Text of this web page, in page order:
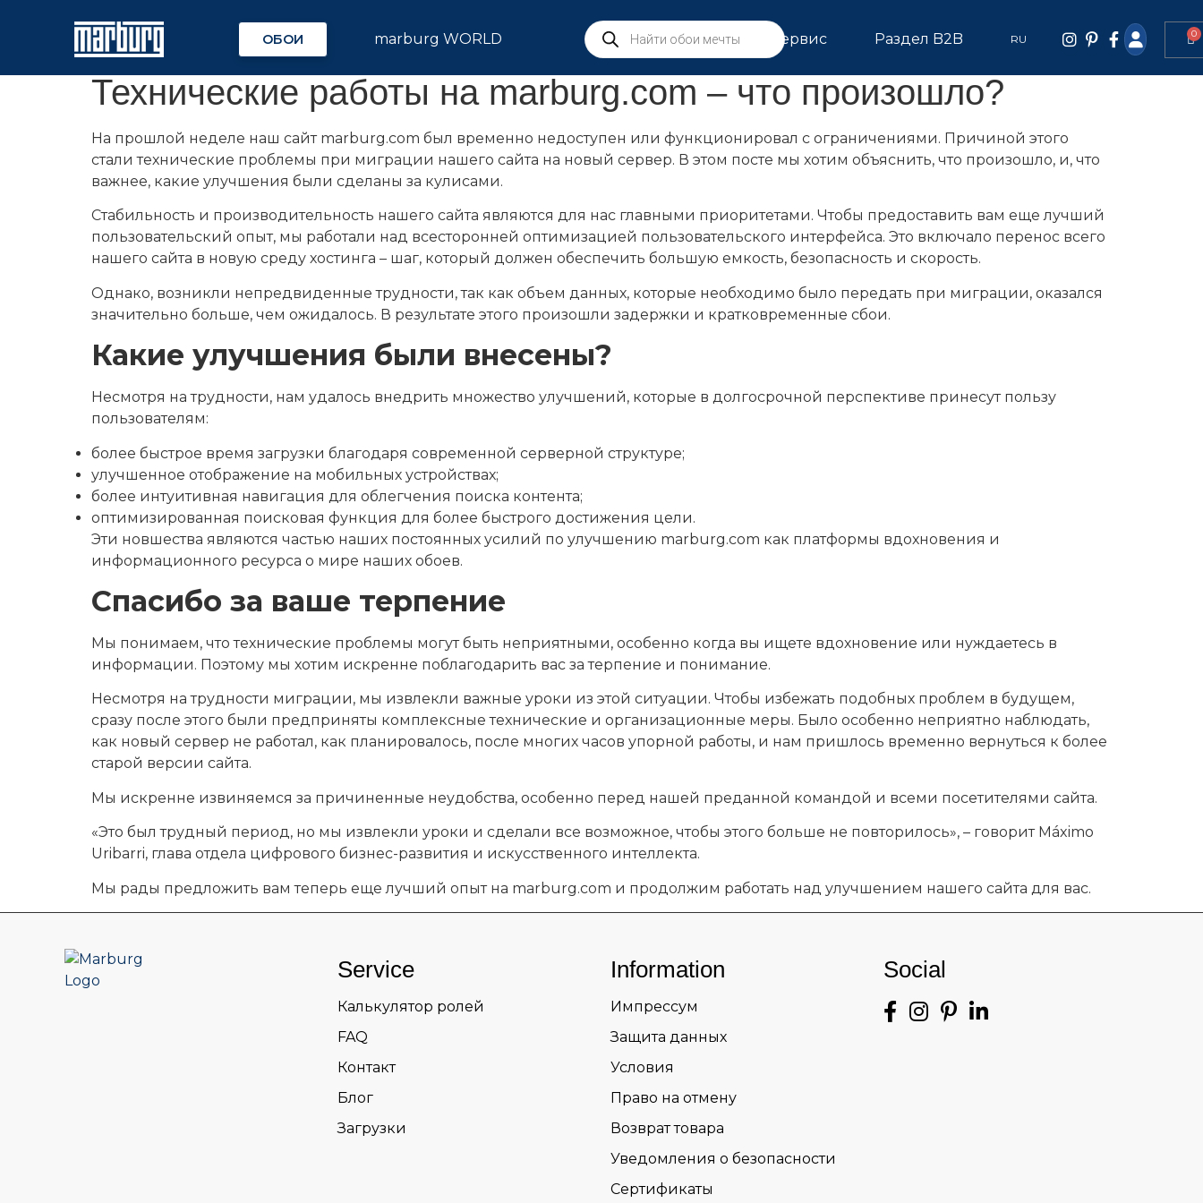
ОБОИ marburg WORLD Сервис Раздел B2B RU 0
Технические работы на marburg.com – что произошло?
На прошлой неделе наш сайт marburg.com был временно недоступен или функционировал с ограничениями. Причиной этого
стали технические проблемы при миграции нашего сайта на новый сервер. В этом посте мы хотим объяснить, что произошло, и, что
важнее, какие улучшения были сделаны за кулисами.
Стабильность и производительность нашего сайта являются для нас главными приоритетами. Чтобы предоставить вам еще лучший
пользовательский опыт, мы работали над всесторонней оптимизацией пользовательского интерфейса. Это включало перенос всего
нашего сайта в новую среду хостинга – шаг, который должен обеспечить большую емкость, безопасность и скорость.
Однако, возникли непредвиденные трудности, так как объем данных, которые необходимо было передать при миграции, оказался
значительно больше, чем ожидалось. В результате этого произошли задержки и кратковременные сбои.
Какие улучшения были внесены?
Несмотря на трудности, нам удалось внедрить множество улучшений, которые в долгосрочной перспективе принесут пользу
пользователям:
более быстрое время загрузки благодаря современной серверной структуре;
улучшенное отображение на мобильных устройствах;
более интуитивная навигация для облегчения поиска контента;
оптимизированная поисковая функция для более быстрого достижения цели.
Эти новшества являются частью наших постоянных усилий по улучшению marburg.com как платформы вдохновения и
информационного ресурса о мире наших обоев.
Спасибо за ваше терпение
Мы понимаем, что технические проблемы могут быть неприятными, особенно когда вы ищете вдохновение или нуждаетесь в
информации. Поэтому мы хотим искренне поблагодарить вас за терпение и понимание.
Несмотря на трудности миграции, мы извлекли важные уроки из этой ситуации. Чтобы избежать подобных проблем в будущем,
сразу после этого были предприняты комплексные технические и организационные меры. Было особенно неприятно наблюдать,
как новый сервер не работал, как планировалось, после многих часов упорной работы, и нам пришлось временно вернуться к более
старой версии сайта.
Мы искренне извиняемся за причиненные неудобства, особенно перед нашей преданной командой и всеми посетителями сайта.
«Это был трудный период, но мы извлекли уроки и сделали все возможное, чтобы этого больше не повторилось», – говорит Máximo
Uribarri, глава отдела цифрового бизнес-развития и искусственного интеллекта.
Мы рады предложить вам теперь еще лучший опыт на marburg.com и продолжим работать над улучшением нашего сайта для вас.
Service
Калькулятор ролей
FAQ
Контакт
Блог
Загрузки
Information
Импрессум
Защита данных
Условия
Право на отмену
Возврат товара
Уведомления о безопасности
Сертификаты
Social